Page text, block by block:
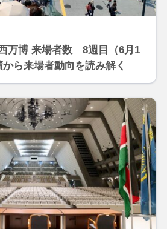
万博 来場者数 8週目（6月1
ら来場者動向を読み解く